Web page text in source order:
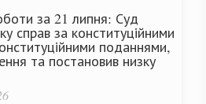
за 21 липня: Суд
справ за конституційними
поданнями,
та постановив низку